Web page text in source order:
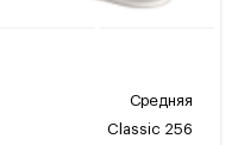
Средняя
Classic 256